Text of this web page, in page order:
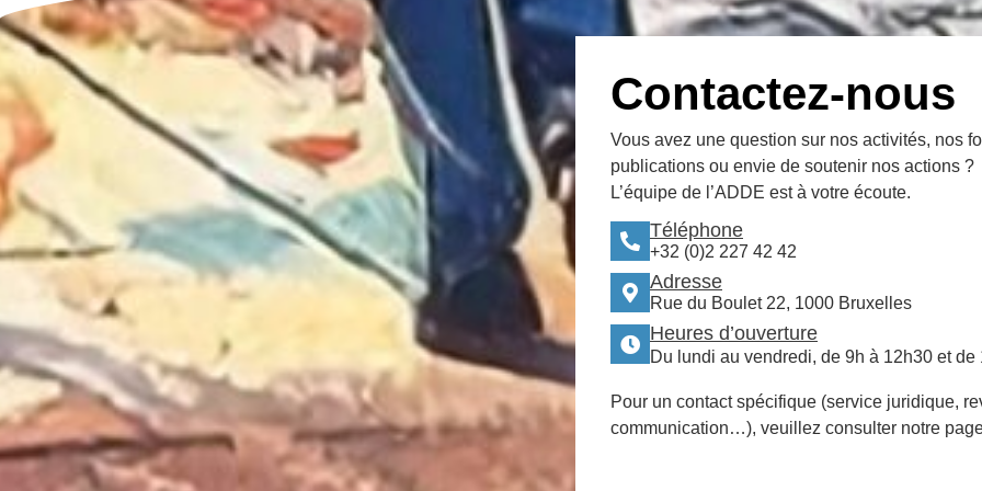
Contactez-nous
Vous avez une question sur nos activités, nos
publications ou envie de soutenir nos actions ?
L’équipe de l’ADDE est à votre écoute.
Téléphone
+32 (0)2 227 42 42
Adresse
Rue du Boulet 22, 1000 Bruxelles
Heures d’ouverture
Du lundi au vendredi, de 9h à 12h30 et de
Pour un contact spécifique (service juridique,
communication…), veuillez consulter notre